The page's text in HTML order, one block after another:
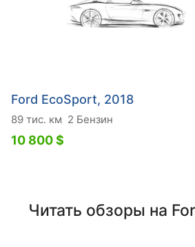
Ford EcoSport, 2018
89 тис. км 2 Бензин
10 800 $
Читать обзоры на